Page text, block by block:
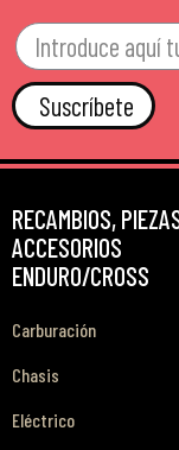
Suscríbete
RECAMBIOS,
ACCESORIOS
ENDURO/CROSS
Carburación
Chasis
Eléctrico